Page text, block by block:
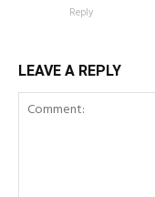
Reply
LEAVE A REPLY